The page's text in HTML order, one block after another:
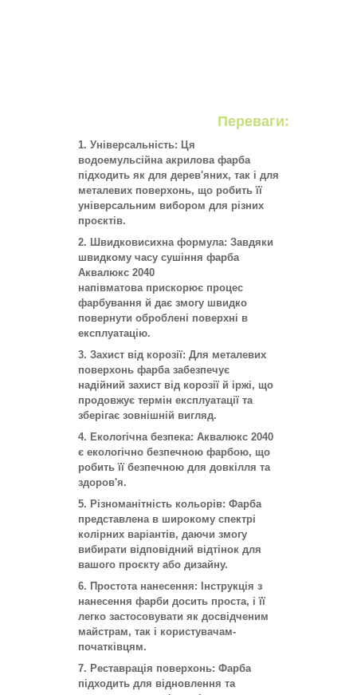
Переваги:
Універсальність: Ця
водоемульсійна акрилова фарба
підходить як для дерев'яних, так і для
металевих поверхонь, що робить її
універсальним вибором для різних
проєктів.
Швидковисихна формула: Завдяки
швидкому часу сушіння фарба
Аквалюкс 2040
напівматова прискорює процес
фарбування й дає змогу швидко
повернути оброблені поверхні в
експлуатацію.
Захист від корозії: Для металевих
поверхонь фарба забезпечує
надійний захист від корозії й іржі, що
продовжує термін експлуатації та
зберігає зовнішній вигляд.
Екологічна безпека: Аквалюкс 2040
є екологічно безпечною фарбою, що
робить її безпечною для довкілля та
здоров'я.
Різноманітність кольорів: Фарба
представлена в широкому спектрі
колірних варіантів, даючи змогу
вибирати відповідний відтінок для
вашого проєкту або дизайну.
Простота нанесення: Інструкція з
нанесення фарби досить проста, і її
легко застосовувати як досвідченим
майстрам, так і користувачам-
початківцям.
Реставрація поверхонь: Фарба
підходить для відновлення та